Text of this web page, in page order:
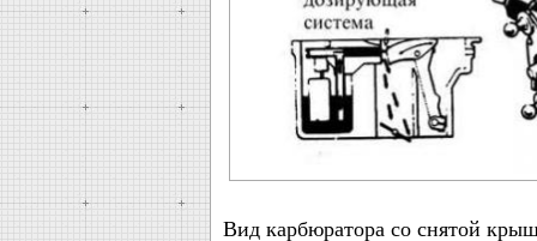
Вид карбюратора со снятой